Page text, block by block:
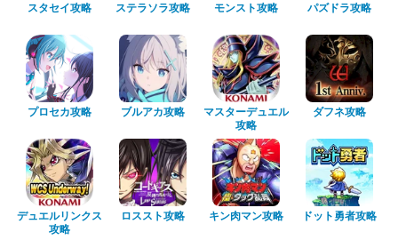
スタセイ攻略 ステラソラ攻略 モンスト攻略 パズドラ攻略
プロセカ攻略 ブルアカ攻略
マスターデュエル
攻略
ダフネ攻略
デュエルリンクス
攻略
ロススト攻略 キン肉マン攻略 ドット勇者攻略